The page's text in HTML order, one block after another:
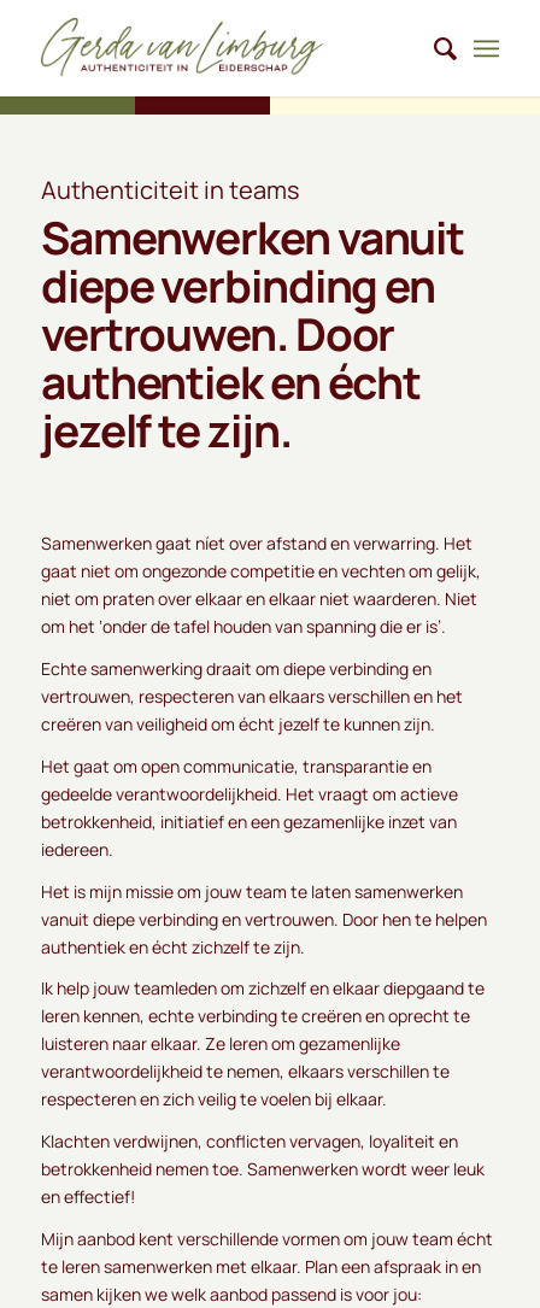
Authenticiteit in teams
Samenwerken vanuit
diepe verbinding en
vertrouwen. Door
authentiek en écht
jezelf te zijn.
Samenwerken gaat níet over afstand en verwarring. Het
gaat niet om ongezonde competitie en vechten om gelijk,
niet om praten over elkaar en elkaar niet waarderen. Niet
om het ‘onder de tafel houden van spanning die er is’.
Echte samenwerking draait om diepe verbinding en
vertrouwen, respecteren van elkaars verschillen en het
creëren van veiligheid om écht jezelf te kunnen zijn.
Het gaat om open communicatie, transparantie en
gedeelde verantwoordelijkheid. Het vraagt om actieve
betrokkenheid, initiatief en een gezamenlijke inzet van
iedereen.
Het is mijn missie om jouw team te laten samenwerken
vanuit diepe verbinding en vertrouwen. Door hen te helpen
authentiek en écht zichzelf te zijn.
Ik help jouw teamleden om zichzelf en elkaar diepgaand te
leren kennen, echte verbinding te creëren en oprecht te
luisteren naar elkaar. Ze leren om gezamenlijke
verantwoordelijkheid te nemen, elkaars verschillen te
respecteren en zich veilig te voelen bij elkaar.
Klachten verdwijnen, conflicten vervagen, loyaliteit en
betrokkenheid nemen toe. Samenwerken wordt weer leuk
en effectief!
Mijn aanbod kent verschillende vormen om jouw team écht
te leren samenwerken met elkaar. Plan een afspraak in en
samen kijken we welk aanbod passend is voor jou: